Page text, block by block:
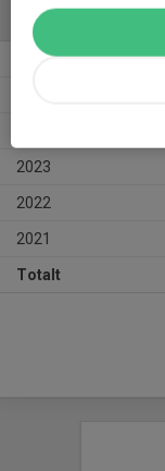
ALLA SERIER
2026
2023
2022
2021
Totalt